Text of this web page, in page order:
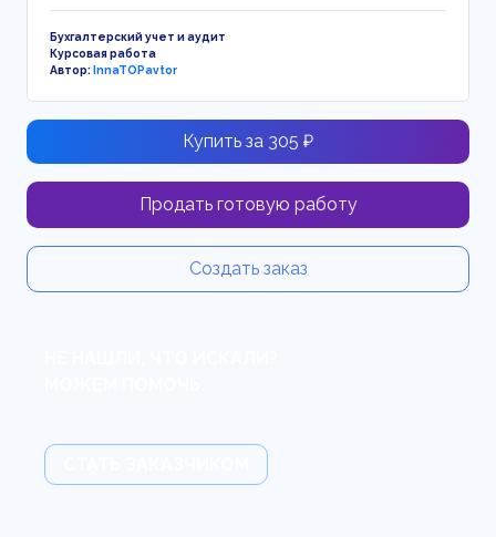
Бухгалтерский учет и аудит
Курсовая работа
Автор:InnaTOPavtor
Купить за 305 ₽
Продать готовую работу
Создать заказ